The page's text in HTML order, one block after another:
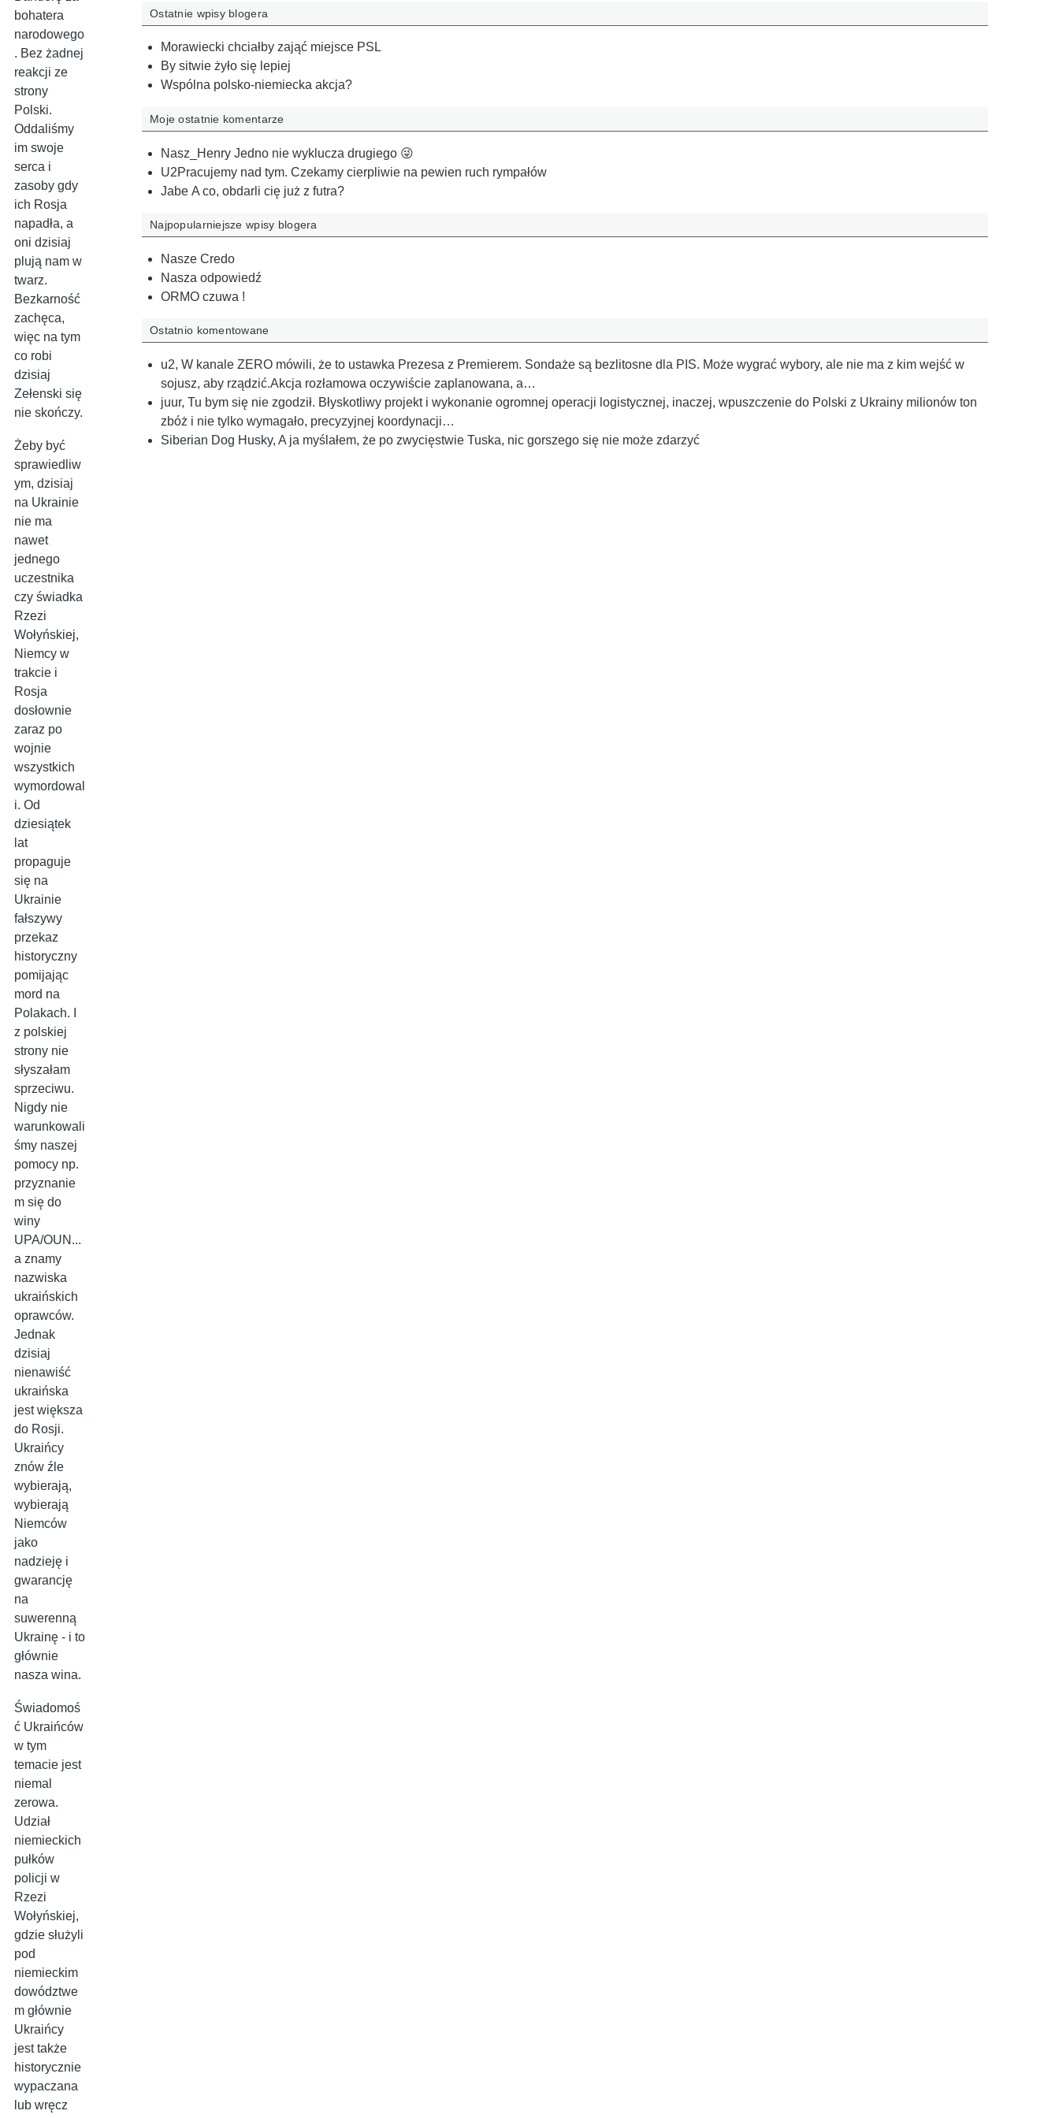
bohatera
narodowego
. Bez żadnej
reakcji ze
strony
Polski.
Oddaliśmy
im swoje
serca i
zasoby gdy
ich Rosja
napadła, a
oni dzisiaj
plują nam w
twarz.
Bezkarność
zachęca,
więc na tym
co robi
dzisiaj
Zełenski się
nie skończy.
Żeby być
sprawiedliw
ym, dzisiaj
na Ukrainie
nie ma
nawet
jednego
uczestnika
czy świadka
Rzezi
Wołyńskiej,
Niemcy w
trakcie i
Rosja
dosłownie
zaraz po
wojnie
wszystkich
wymordowal
i. Od
dziesiątek
lat
propaguje
się na
Ukrainie
fałszywy
przekaz
historyczny
pomijając
mord na
Polakach. I
z polskiej
strony nie
słyszałam
sprzeciwu.
Nigdy nie
warunkowali
śmy naszej
pomocy np.
przyznanie
m się do
winy
UPA/OUN...
a znamy
nazwiska
ukraińskich
oprawców.
Jednak
dzisiaj
nienawiść
ukraińska
jest większa
do Rosji.
Ukraińcy
znów źle
wybierają,
wybierają
Niemców
jako
nadzieję i
gwarancję
na
suwerenną
Ukrainę - i to
głównie
nasza wina.
Świadomoś
ć Ukraińców
w tym
temacie jest
niemal
zerowa.
Udział
niemieckich
pułków
policji w
Rzezi
Wołyńskiej,
gdzie służyli
pod
niemieckim
dowództwe
m głównie
Ukraińcy
jest także
historycznie
wypaczana
lub wręcz
Ostatnie wpisy blogera
Morawiecki chciałby zająć miejsce PSL
By sitwie żyło się lepiej
Wspólna polsko-niemiecka akcja?
Moje ostatnie komentarze
Nasz_Henry Jedno nie wyklucza drugiego 😜
U2Pracujemy nad tym. Czekamy cierpliwie na pewien ruch rympałów
Jabe A co, obdarli cię już z futra?
Najpopularniejsze wpisy blogera
Nasze Credo
Nasza odpowiedź
ORMO czuwa !
Ostatnio komentowane
u2, W kanale ZERO mówili, że to ustawka Prezesa z Premierem. Sondaże są bezlitosne dla PIS. Może wygrać wybory, ale nie ma z kim wejść w
sojusz, aby rządzić.Akcja rozłamowa oczywiście zaplanowana, a…
juur, Tu bym się nie zgodził. Błyskotliwy projekt i wykonanie ogromnej operacji logistycznej, inaczej, wpuszczenie do Polski z Ukrainy milionów ton
zbóż i nie tylko wymagało, precyzyjnej koordynacji…
Siberian Dog Husky, A ja myślałem, że po zwycięstwie Tuska, nic gorszego się nie może zdarzyć